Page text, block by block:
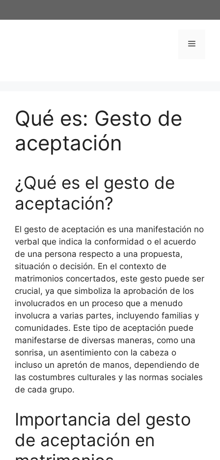
al
Menú
Qué es: Gesto de
aceptación
¿Qué es el gesto de
aceptación?
El gesto de aceptación es una manifestación no
verbal que indica la conformidad o el acuerdo
de una persona respecto a una propuesta,
situación o decisión. En el contexto de
matrimonios concertados, este gesto puede ser
crucial, ya que simboliza la aprobación de los
involucrados en un proceso que a menudo
involucra a varias partes, incluyendo familias y
comunidades. Este tipo de aceptación puede
manifestarse de diversas maneras, como una
sonrisa, un asentimiento con la cabeza o
incluso un apretón de manos, dependiendo de
las costumbres culturales y las normas sociales
de cada grupo.
Importancia del gesto
de aceptación en